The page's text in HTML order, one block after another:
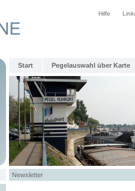
Hilfe
Start Pegelauswahl über Karte
Newsletter